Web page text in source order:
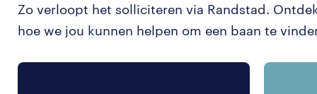
Zo verloopt het solliciteren via Randstad.
hoe we jou kunnen helpen om een baan te